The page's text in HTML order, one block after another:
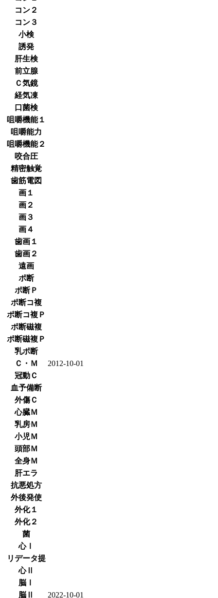
コン２
コン３
小検
誘発
肝生検
前立腺
Ｃ気鏡
経気凍
口菌検
咀嚼機能１
咀嚼能力
咀嚼機能２
咬合圧
精密触覚
歯筋電図
画１
画２
画３
画４
歯画１
歯画２
遠画
ポ断
ポ断Ｐ
ポ断コ複
ポ断コ複Ｐ
ポ断磁複
ポ断磁複Ｐ
乳ポ断
Ｃ・Ｍ
2012-10-01
冠動Ｃ
血予備断
外傷Ｃ
心臓Ｍ
乳房Ｍ
小児Ｍ
頭部Ｍ
全身Ｍ
肝エラ
抗悪処方
外後発使
外化１
外化２
菌
心Ⅰ
リデータ提
心Ⅱ
脳Ⅰ
脳Ⅱ
2022-10-01